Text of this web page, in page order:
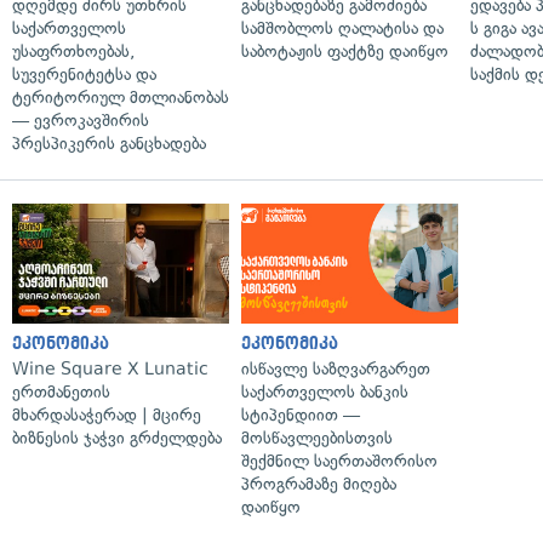
დღემდე ძირს უთხრის
საქართველოს
უსაფრთხოებას,
სუვერენიტეტსა და
ტერიტორიულ მთლიანობას
— ევროკავშირის
პრესპიკერის განცხადება
განცხადებაზე გამოძიება
სამშობლოს ღალატისა და
საბოტაჟის ფაქტზე დაიწყო
ედავება
ს გიგა
საქმის
ეკონომიკა
Wine Square X Lunatic
ერთმანეთის
მხარდასაჭერად | მცირე
ბიზნესის ჯაჭვი გრძელდება
ეკონომიკა
ისწავლე საზღვარგარეთ
საქართველოს ბანკის
სტიპენდიით —
მოსწავლეებისთვის
შექმნილ საერთაშორისო
პროგრამაზე მიღება
დაიწყო